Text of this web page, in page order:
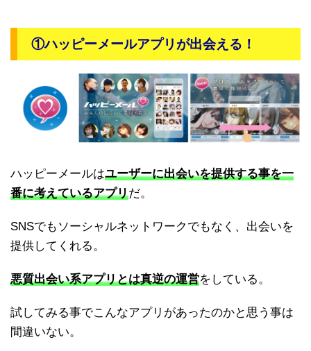
①ハッピーメールアプリが出会える！
ハッピーメールはユーザーに出会いを提供する事を一
番に考えているアプリだ。
SNSでもソーシャルネットワークでもなく、出会いを
提供してくれる。
悪質出会い系アプリとは真逆の運営をしている。
試してみる事でこんなアプリがあったのかと思う事は
間違いない。